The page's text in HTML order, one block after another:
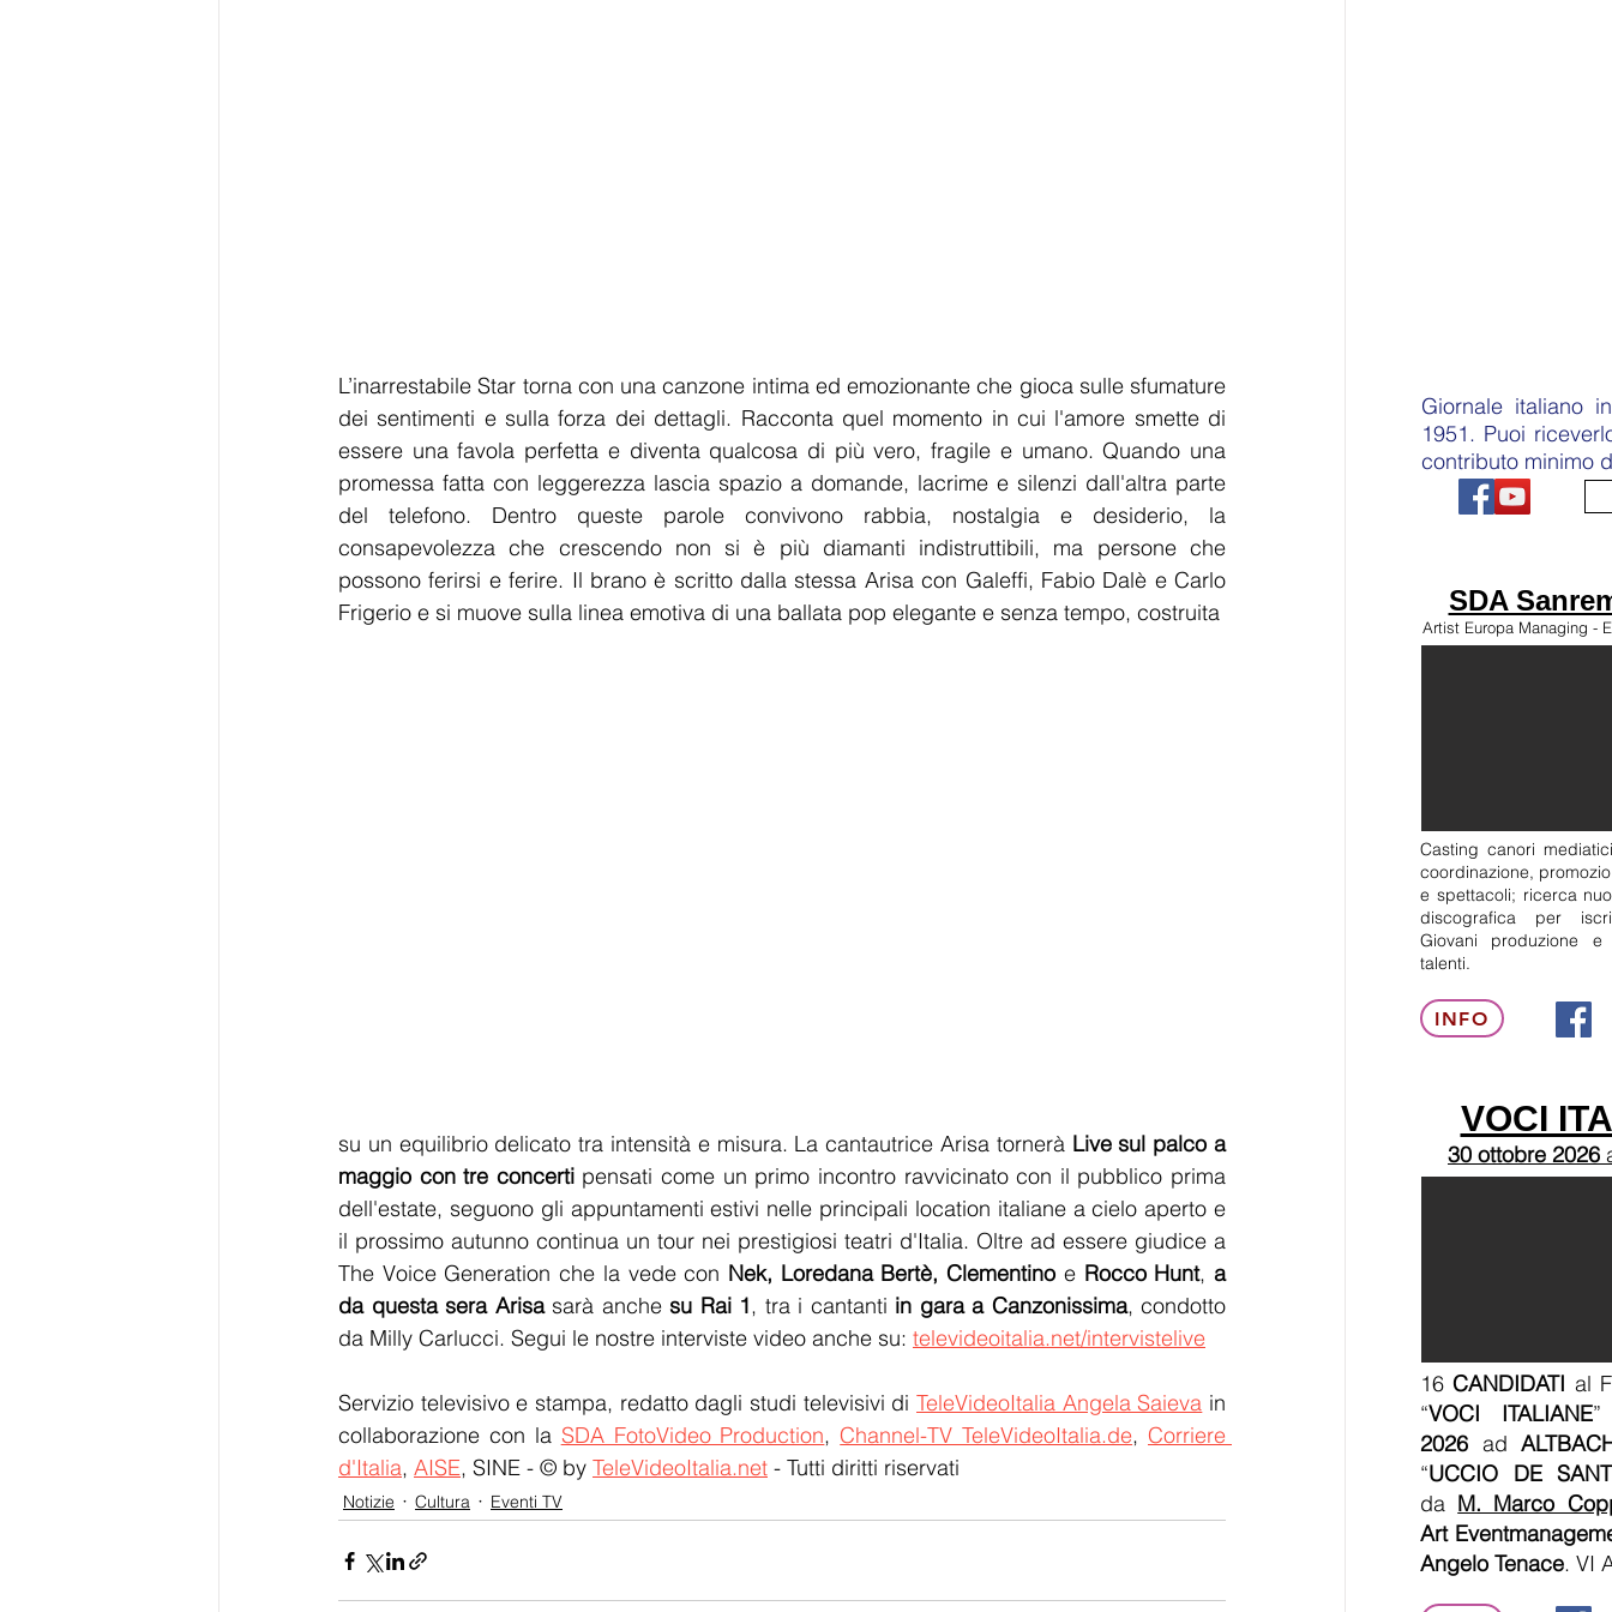
L’inarrestabile Star torna con una canzone intima ed emozionante che gioca sulle sfumature
dei sentimenti e sulla forza dei dettagli. Racconta quel momento in cui l'amore smette di
essere una favola perfetta e diventa qualcosa di più vero, fragile e umano. Quando una
promessa fatta con leggerezza lascia spazio a domande, lacrime e silenzi dall'altra parte
del telefono. Dentro queste parole convivono rabbia, nostalgia e desiderio, la
consapevolezza che crescendo non si è più diamanti indistruttibili, ma persone che
possono ferirsi e ferire. Il brano è scritto dalla stessa Arisa con Galeffi, Fabio Dalè e Carlo
Frigerio e si muove sulla linea emotiva di una ballata pop elegante e senza tempo, costruita
su un equilibrio delicato tra intensità e misura. La cantautrice Arisa tornerà Live sul palco a
maggio con tre concerti pensati come un primo incontro ravvicinato con il pubblico prima
dell'estate, seguono gli appuntamenti estivi nelle principali location italiane a cielo aperto e
il prossimo autunno continua un tour nei prestigiosi teatri d'Italia. Oltre ad essere giudice a
The Voice Generation che la vede con Nek, Loredana Bertè, Clementino e Rocco Hunt, a
da questa sera Arisa sarà anche su Rai 1, tra i cantanti in gara a Canzonissima, condotto
da Milly Carlucci. Segui le nostre interviste video anche su: televideoitalia.net/intervistelive
Servizio televisivo e stampa, redatto dagli studi televisivi di TeleVideoItalia Angela Saieva in
collaborazione con la SDA FotoVideo Production, Channel-TV TeleVideoItalia.de, Corriere
d'Italia, AISE, SINE - © by TeleVideoItalia.net - Tutti diritti riservati
Notizie Cultura Eventi TV
Giornale italiano
1951. Puoi
contributo minimo
SDA
Artist Europa Managing -
Casting canori
coordinazione,
e spettacoli; ricerca
discografica per
Giovani produzione e
talenti.
INFO
VOCI
30 ottobre 2026
16CANDIDATI al
“VOCI ITALIANE
2026 ad
“UCCIO DE
da M. Marco
Art
Angelo Tenace. VI